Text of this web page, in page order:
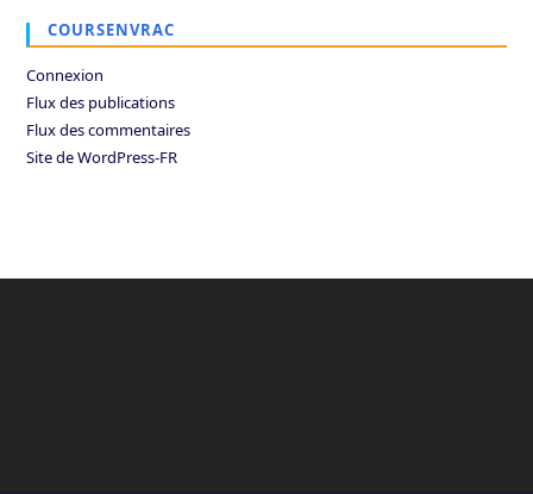
COURSENVRAC
Connexion
Flux des publications
Flux des commentaires
Site de WordPress-FR